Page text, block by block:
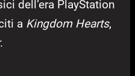
dell’era PlayStation
a Kingdom Hearts,
.